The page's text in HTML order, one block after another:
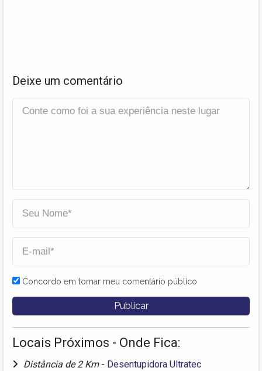
Deixe um comentário
Concordo em tornar meu comentário público
Locais Próximos - Onde Fica:
Distância de 2 Km - Desentupidora Ultratec